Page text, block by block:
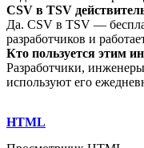
CSV в TSV
Да. CSV в TSV —
разработчиков и
Кто пользуется этим
Разработчики,
используют его
HTML